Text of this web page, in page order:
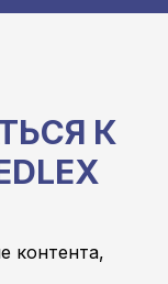
К
контента,